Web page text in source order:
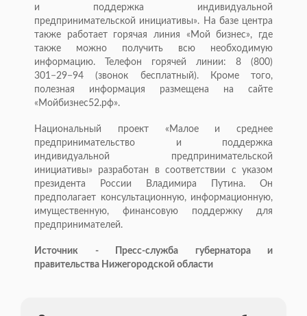
и поддержка индивидуальной
предпринимательской инициативы». На базе центра
также работает горячая линия «Мой бизнес», где
также можно получить всю необходимую
информацию. Телефон горячей линии: 8 (800)
301−29−94 (звонок бесплатный). Кроме того,
полезная информация размещена на сайте
«Мойбизнес52.рф».
Национальный проект «Малое и среднее
предпринимательство и поддержка
индивидуальной предпринимательской
инициативы» разработан в соответствии с указом
президента России Владимира Путина. Он
предполагает консультационную, информационную,
имущественную, финансовую поддержку для
предпринимателей.
Источник - Пресс-служба губернатора и
правительства Нижегородской области